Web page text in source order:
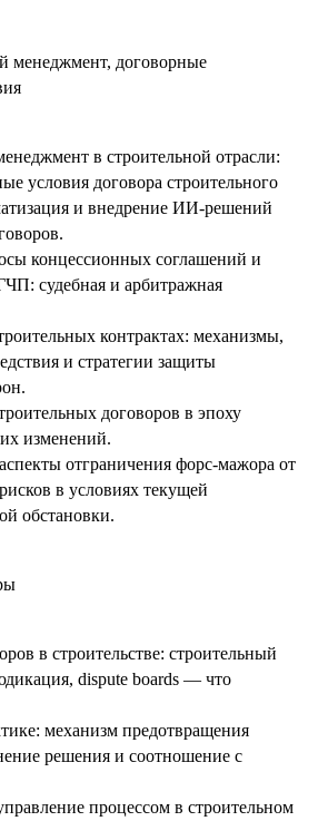
менеджмент, договорные
в строительной отрасли:
условия договора строительного
и внедрение ИИ-решений
концессионных соглашений и
судебная и арбитражная
контрактах: механизмы,
и стратегии защиты
договоров в эпоху
изменений.
отграничения форс-мажора от
в условиях текущей
обстановки.
в строительстве: строительный
dispute boards — что
механизм предотвращения
решения и соотношение с
процессом в строительном